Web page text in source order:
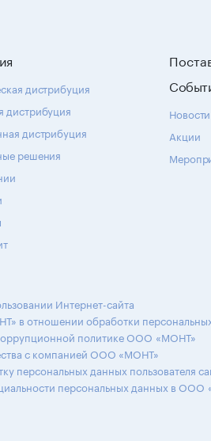
дистрибуция
дистрибуция
дистрибуция
решения
Новости
Акции
Интернет-сайта
в отношении обработки
политике ООО «МОНТ»
с компанией ООО «МОНТ»
персональных данных пользователя
персональных данных в ООО